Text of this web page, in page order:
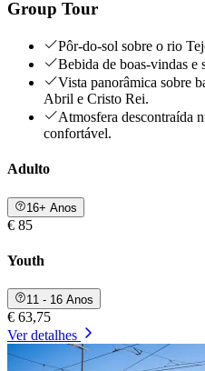
Group Tour
Pôr‑do‑sol sobre o rio
Bebida de boas‑vindas e
Vista panorâmica sobre
Abril e Cristo Rei.
Atmosfera descontraída
confortável.
Adulto
16+ Anos
€ 85
Youth
11 - 16 Anos
€ 63,75
Ver detalhes